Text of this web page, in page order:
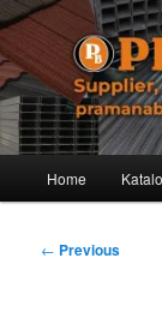
Skip
to
primary
content
Kawat –
Distributor dari
dan Pemesanan
Amanah, dan
besi anda.
Home
Post
← Previous